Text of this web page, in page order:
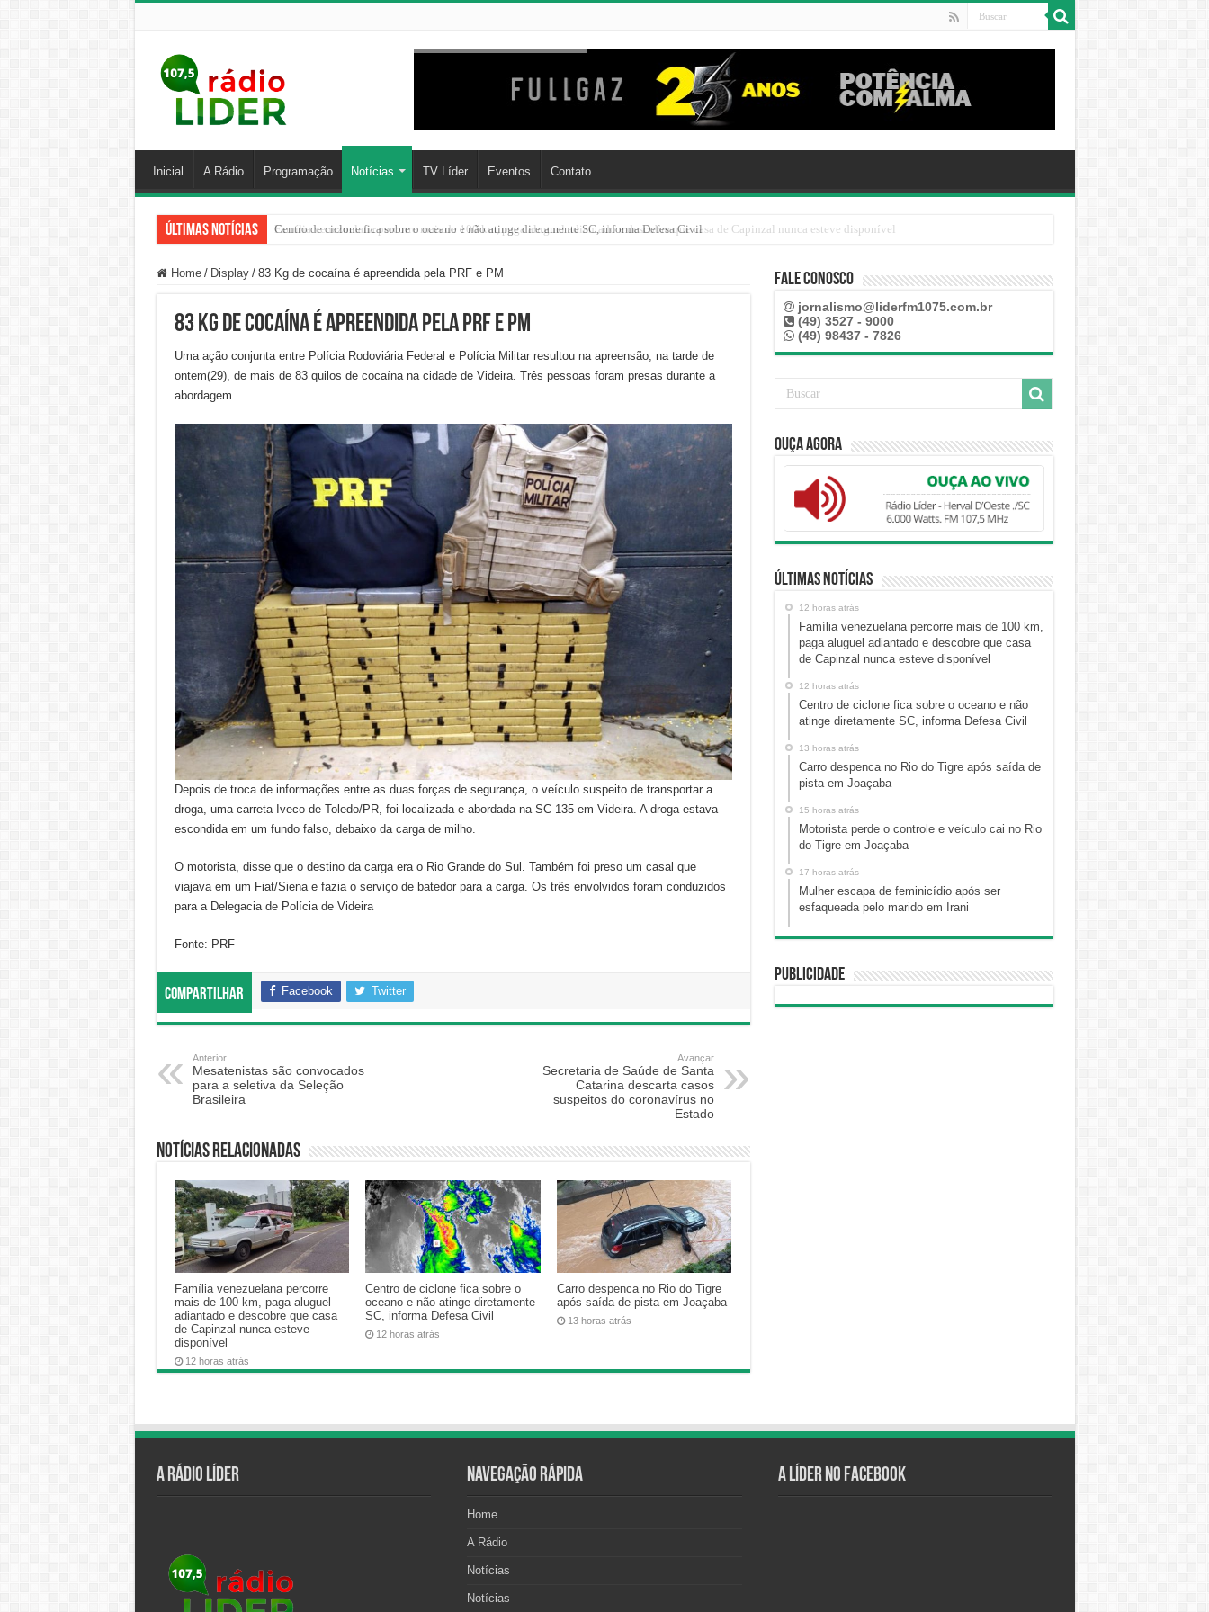
Inicial A Rádio Programação Notícias TV Líder Eventos Contato
Últimas Notícias Centro de ciclone fica sobre o oceano e não atinge diretamente SC, informa Defesa Civil
Home / Display / 83 Kg de cocaína é apreendida pela PRF e PM
83 Kg de cocaína é apreendida pela PRF e PM
Uma ação conjunta entre Polícia Rodoviária Federal e Polícia Militar resultou na apreensão, na tarde de
ontem(29), de mais de 83 quilos de cocaína na cidade de Videira. Três pessoas foram presas durante a
abordagem.
Depois de troca de informações entre as duas forças de segurança, o veículo suspeito de transportar a
droga, uma carreta Iveco de Toledo/PR, foi localizada e abordada na SC-135 em Videira. A droga estava
escondida em um fundo falso, debaixo da carga de milho.
O motorista, disse que o destino da carga era o Rio Grande do Sul. Também foi preso um casal que
viajava em um Fiat/Siena e fazia o serviço de batedor para a carga. Os três envolvidos foram conduzidos
para a Delegacia de Polícia de Videira
Fonte: PRF
Compartilhar Facebook Twitter
Anterior
Mesatenistas são convocados
para a seletiva da Seleção
Brasileira
Avançar
Secretaria de Saúde de Santa
Catarina descarta casos
suspeitos do coronavírus no
Estado
Notícias relacionadas
Família venezuelana percorre
mais de 100 km, paga aluguel
adiantado e descobre que casa
de Capinzal nunca esteve
disponível
12 horas atrás
Centro de ciclone fica sobre o
oceano e não atinge diretamente
SC, informa Defesa Civil
12 horas atrás
Carro despenca no Rio do Tigre
após saída de pista em Joaçaba
13 horas atrás
Fale Conosco
jornalismo@liderfm1075.com.br
(49) 3527 - 9000
(49) 98437 - 7826
Ouça Agora
Últimas Notícias
12 horas atrás
Família venezuelana percorre mais de 100 km,
paga aluguel adiantado e descobre que casa
de Capinzal nunca esteve disponível
12 horas atrás
Centro de ciclone fica sobre o oceano e não
atinge diretamente SC, informa Defesa Civil
13 horas atrás
Carro despenca no Rio do Tigre após saída de
pista em Joaçaba
15 horas atrás
Motorista perde o controle e veículo cai no Rio
do Tigre em Joaçaba
17 horas atrás
Mulher escapa de feminicídio após ser
esfaqueada pelo marido em Irani
Publicidade
A Rádio Líder Navegação Rápida
Home
A Rádio
Notícias
Notícias
A Líder no Facebook